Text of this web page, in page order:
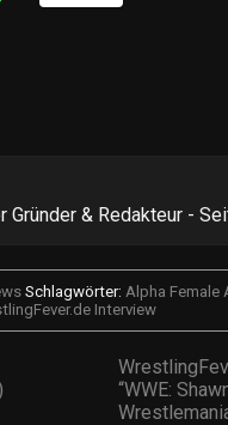
Gründer & Redakteur -
Schlagwörter: Alpha Female
Interview
“WWE: